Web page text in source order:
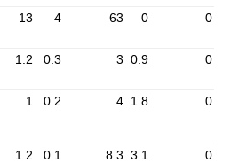
13 4 63 0 0
1.2 0.3 3 0.9 0
1 0.2 4 1.8 0
1.2 0.1 8.3 3.1 0